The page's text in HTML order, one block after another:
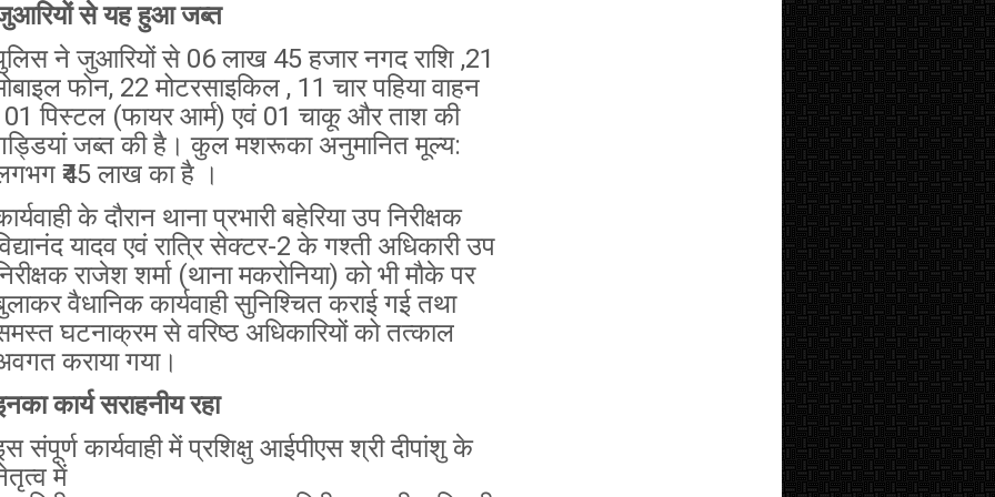
से यह हुआ जब्त
ने जुआरियों से 06 लाख 45 हजार नगद राशि ,21
फोन, 22 मोटरसाइकिल , 11 चार पहिया वाहन
01 पिस्टल (फायर आर्म) एवं 01 चाकू और ताश की
जब्त की है।कुल मशरूका अनुमानित मूल्य:
₹45 लाख का है ।
के दौरान थाना प्रभारी बहेरिया उप निरीक्षक
यादव एवं रात्रि सेक्टर-2 के गश्ती अधिकारी उप
राजेश शर्मा (थाना मकरोनिया) को भी मौके पर
वैधानिक कार्यवाही सुनिश्चित कराई गई तथा
घटनाक्रम से वरिष्ठ अधिकारियों को तत्काल
कराया गया।
कार्य सराहनीय रहा
संपूर्ण कार्यवाही में प्रशिक्षु आईपीएस श्री दीपांशु के
में